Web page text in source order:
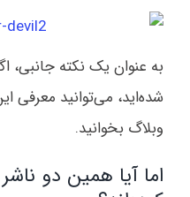
به عنوان یک نکته جانبی،
شده‌اید، می‌توانید معرفی
وبلاگ بخوانید.
اما آیا همین دو